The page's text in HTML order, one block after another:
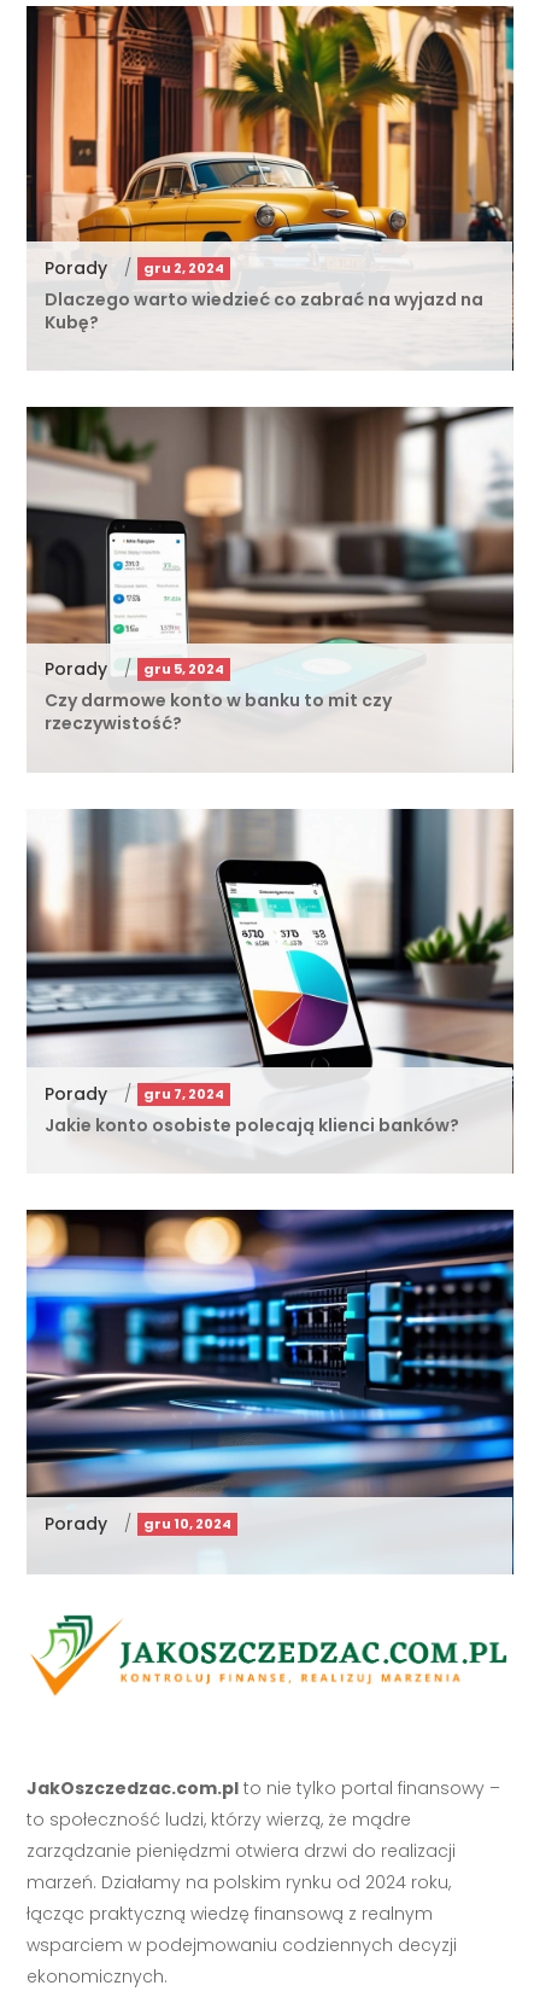
Porady / gru 2, 2024
Dlaczego warto wiedzieć co zabrać na wyjazd na
Kubę?
Porady / gru 5, 2024
Czy darmowe konto w banku to mit czy
rzeczywistość?
Porady / gru 7, 2024
Jakie konto osobiste polecają klienci banków?
Porady / gru 10, 2024
JakOszczedzac.com.pl to nie tylko portal finansowy –
to społeczność ludzi, którzy wierzą, że mądre
zarządzanie pieniędzmi otwiera drzwi do realizacji
marzeń. Działamy na polskim rynku od 2024 roku,
łącząc praktyczną wiedzę finansową z realnym
wsparciem w podejmowaniu codziennych decyzji
ekonomicznych.